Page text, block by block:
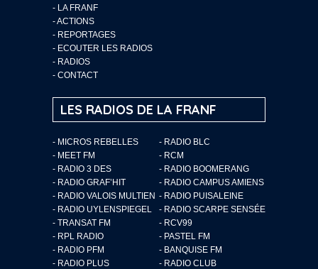
- LA FRANF
-ACTIONS
- REPORTAGES
- ECOUTER LES RADIOS
- RADIOS
- CONTACT
LES RADIOS DE LA FRANF
- MICROS REBELLES
- RADIO BLC
- MEET FM
- RCM
- RADIO 3 DES
- RADIO BOOMERANG
- RADIO GRAF’HIT
- RADIO CAMPUS AMIENS
- RADIO VALOIS MULTIEN - RADIO PUISALEINE
- RADIO UYLENSPIEGEL
- RADIO SCARPE SENSÉE
- TRANSAT FM
- RCV99
- RPL RADIO
- PASTEL FM
- RADIO PFM
- BANQUISE FM
- RADIO PLUS
- RADIO CLUB